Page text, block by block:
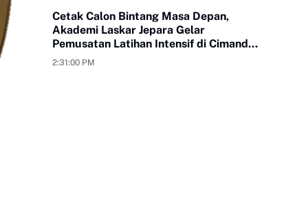
Cetak Calon Bintang Masa Depan,
Akademi Laskar Jepara Gelar
Pemusatan Latihan Intensif di Cimande
Bogor
2:31:00 PM